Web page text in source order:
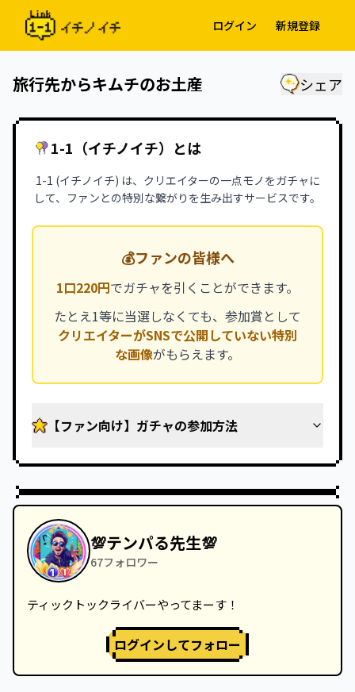
ログイン 新規登録
旅行先からキムチのお土産 シェア
1-1（イチノイチ）とは
1-1 (イチノイチ) は、クリエイターの一点モノをガチャに
して、ファンとの特別な繋がりを生み出すサービスです。
💰ファンの皆様へ
1口220円でガチャを引くことができます。
たとえ1等に当選しなくても、参加賞として
クリエイターがSNSで公開していない特別
な画像がもらえます。
【ファン向け】ガチャの参加方法
💯テンパる先生💯
67フォロワー
ティックトックライバーやってまーす！
ログインしてフォロー